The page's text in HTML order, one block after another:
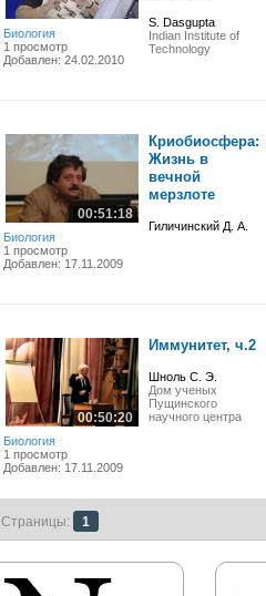
Биология
1 просмотр
Добавлен: 24.02.2010
S. Dasgupta
Indian Institute of
Technology
00:51:18
Биология
1 просмотр
Добавлен: 17.11.2009
Криобиосфера:
Жизнь в
вечной
мерзлоте
Гиличинский Д. А.
00:50:20
Биология
1 просмотр
Добавлен: 17.11.2009
Иммунитет, ч.2
Шноль C. Э.
Дом ученых
Пущинского
научного центра
Страницы: 1